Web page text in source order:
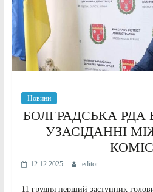
Новини
БОЛГРАДСЬКА РДА
УЗАСІДАННІ
12.12.2025 editor
11 грудня перший заступник